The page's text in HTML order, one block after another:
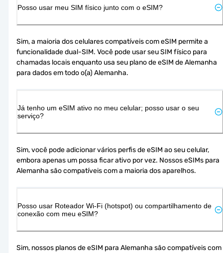
Posso usar meu SIM físico junto com o eSIM?
Sim, a maioria dos celulares compatíveis com eSIM permite a
funcionalidade dual-SIM. Você pode usar seu SIM físico para
chamadas locais enquanto usa seu plano de eSIM de Alemanha
para dados em todo o(a) Alemanha.
Já tenho um eSIM ativo no meu celular; posso usar o seu
serviço?
Sim, você pode adicionar vários perfis de eSIM ao seu celular,
embora apenas um possa ficar ativo por vez. Nossos eSIMs para
Alemanha são compatíveis com a maioria dos aparelhos.
Posso usar Roteador Wi-Fi (hotspot) ou compartilhamento de
conexão com meu eSIM?
Sim, nossos planos de eSIM para Alemanha são compatíveis com